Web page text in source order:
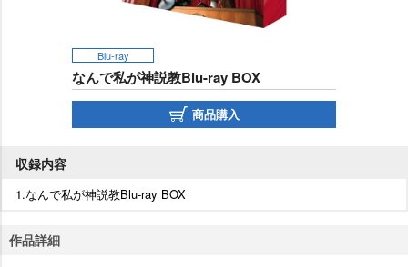
Blu-ray
なんで私が神説教Blu-ray BOX
商品購入
収録内容
1.なんで私が神説教Blu-ray BOX
作品詳細